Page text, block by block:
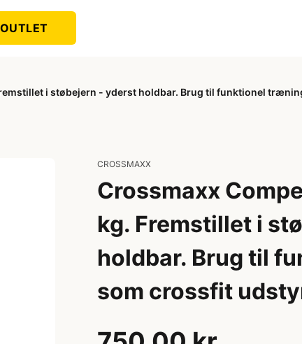
OUTLET
i støbejern - yderst holdbar. Brug til funktionel
CROSSMAXX
Crossmaxx
kg. Fremstillet i
holdbar. Brug til
som crossfit